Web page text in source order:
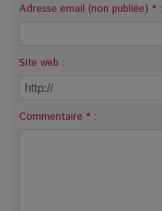
Adresse email (non publiée) * :
Site web :
Commentaire * :